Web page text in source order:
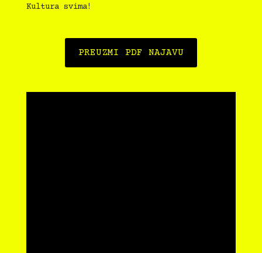
Kultura svima!
PREUZMI PDF NAJAVU